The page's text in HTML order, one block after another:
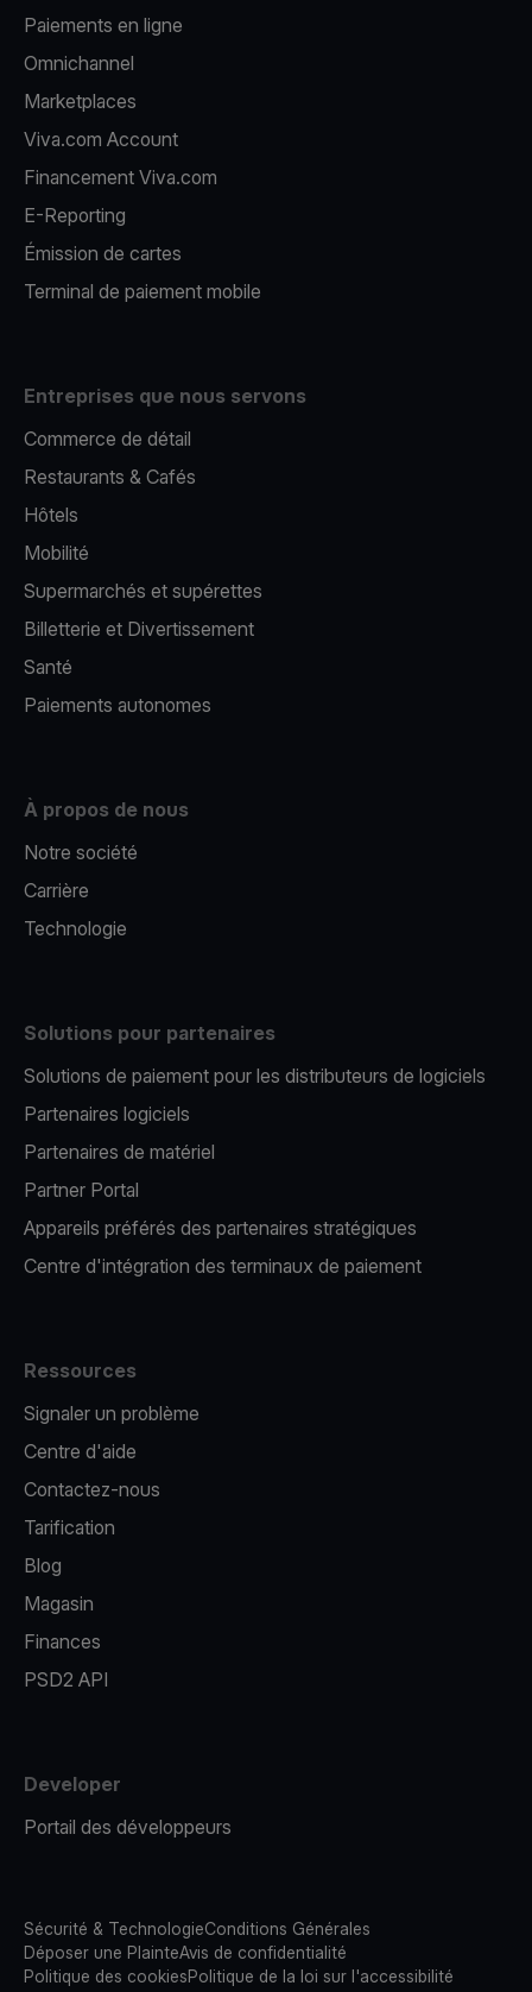
Paiements en ligne
Omnichannel
Marketplaces
Viva.com Account
Financement Viva.com
E-Reporting
Émission de cartes
Terminal de paiement mobile
Entreprises que nous servons
Commerce de détail
Restaurants & Cafés
Hôtels
Mobilité
Supermarchés et supérettes
Billetterie et Divertissement
Santé
Paiements autonomes
À propos de nous
Notre société
Carrière
Technologie
Solutions pour partenaires
Solutions de paiement pour les distributeurs de logiciels
Partenaires logiciels
Partenaires de matériel
Partner Portal
Appareils préférés des partenaires stratégiques
Centre d'intégration des terminaux de paiement
Ressources
Signaler un problème
Centre d'aide
Contactez-nous
Tarification
Blog
Magasin
Finances
PSD2 API
Developer
Portail des développeurs
Sécurité & TechnologieConditions Générales
Déposer une PlainteAvis de confidentialité
Politique des cookiesPolitique de la loi sur l'accessibilité